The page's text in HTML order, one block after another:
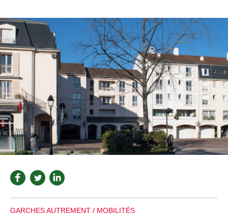
GARCHES AUTREMENT / MOBILITÉS